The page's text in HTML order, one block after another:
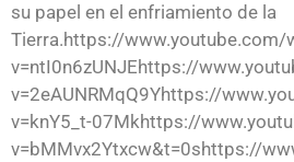
su papel en el enfriamiento de la
Tierra.https://www.youtube.com/
v=ntI0n6zUNJEhttps://
v=2eAUNRMqQ9Yhttps://
v=knY5_t-07Mkhttps://
v=bMMvx2Ytxcw&t=0shttps://